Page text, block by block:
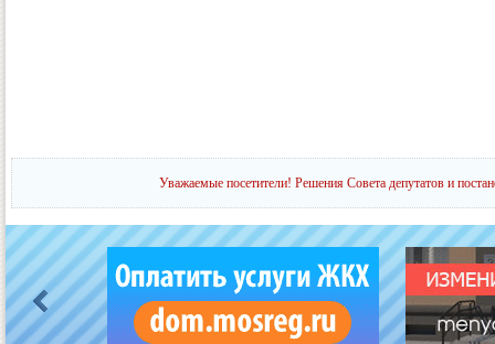
Уважаемые посетители! Решения Совета депутатов и